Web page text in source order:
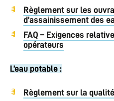
Règlement sur les
d’assainissement des
FAQ – Exigences
opérateurs
L’eau potable :
Règlement sur la